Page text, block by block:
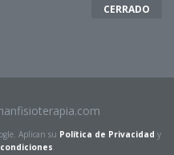
CERRADO
Aplican su Política de Privacidad y